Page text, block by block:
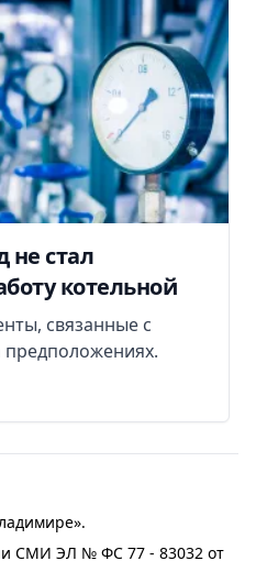
не стал
котельной
связанные с
СМИ ЭЛ № ФС 77 - 83032 от